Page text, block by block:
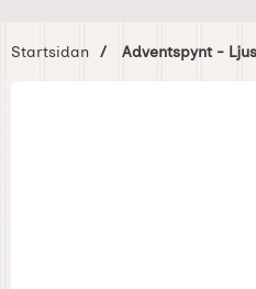
Startsidan Adventspynt -